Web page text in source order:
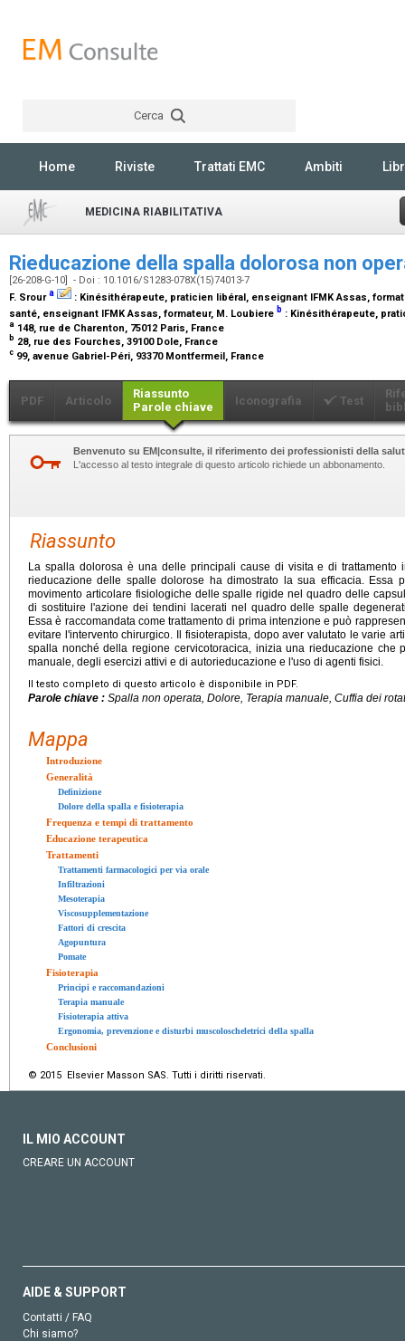
Cerca
Home Riviste Trattati EMC Ambiti
MEDICINA RIABILITATIVA
Rieducazione della spalla dolorosa non
[26-208-G-10] - Doi : 10.1016/S1283-078X(15)74013-7
F. Sroura : Kinésithérapeute, praticien libéral, enseignant IFMK Assas,
santé, enseignant IFMK Assas, formateur, M. Loubiere b : Kinésithérapeute,
a 148, rue de Charenton, 75012 Paris, France
b 28, rue des Fourches, 39100 Dole, France
c 99, avenue Gabriel-Péri, 93370 Montfermeil, France
PDF Articolo
Riassunto
Parole chiave
Iconografia Test
Benvenuto su EM|consulte, il riferimento dei professionisti della
L'accesso al testo integrale di questo articolo richiede un abbonamento.
Riassunto
La spalla dolorosa è una delle principali cause di visita e di trattamento
rieducazione delle spalle dolorose ha dimostrato la sua efficacia. Essa
movimento articolare fisiologiche delle spalle rigide nel quadro delle
di sostituire l'azione dei tendini lacerati nel quadro delle spalle
Essa è raccomandata come trattamento di prima intenzione e può
evitare l'intervento chirurgico. Il fisioterapista, dopo aver valutato le varie
spalla nonché della regione cervicotoracica, inizia una rieducazione che
manuale, degli esercizi attivi e di autorieducazione e l'uso di agenti fisici.
Il testo completo di questo articolo è disponibile in PDF.
Parole chiave : Spalla non operata, Dolore, Terapia manuale, Cuffia dei
Mappa
Introduzione
Generalità
Definizione
Dolore della spalla e fisioterapia
Frequenza e tempi di trattamento
Educazione terapeutica
Trattamenti
Trattamenti farmacologici per via orale
Infiltrazioni
Mesoterapia
Viscosupplementazione
Fattori di crescita
Agopuntura
Pomate
Fisioterapia
Principi e raccomandazioni
Terapia manuale
Fisioterapia attiva
Ergonomia, prevenzione e disturbi muscoloscheletrici della spalla
Conclusioni
© 2015 Elsevier Masson SAS. Tutti i diritti riservati.
IL MIO ACCOUNT
CREARE UN ACCOUNT
AIDE & SUPPORT
Contatti / FAQ
Chi siamo?